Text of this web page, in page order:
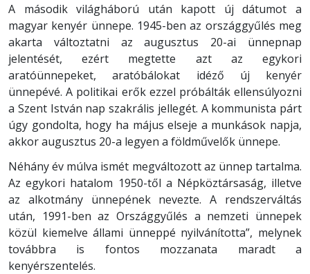
A második világháború után kapott új dátumot a
magyar kenyér ünnepe. 1945-ben az országgyűlés meg
akarta változtatni az augusztus 20-ai ünnepnap
jelentését, ezért megtette azt az egykori
aratóünnepeket, aratóbálokat idéző új kenyér
ünnepévé. A politikai erők ezzel próbálták ellensúlyozni
a Szent István nap szakrális jellegét. A kommunista párt
úgy gondolta, hogy ha május elseje a munkások napja,
akkor augusztus 20-a legyen a földművelők ünnepe.
Néhány év múlva ismét megváltozott az ünnep tartalma.
Az egykori hatalom 1950-től a Népköztársaság, illetve
az alkotmány ünnepének nevezte. A rendszerváltás
után, 1991-ben az Országgyűlés a nemzeti ünnepek
közül kiemelve állami ünneppé nyilvánította”, melynek
továbbra is fontos mozzanata maradt a
kenyérszentelés.